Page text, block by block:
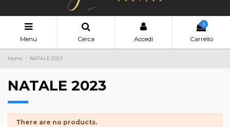
Menu Cerca Accedi
0
Carrello
Home NATALE 2023
NATALE 2023
There are no products.